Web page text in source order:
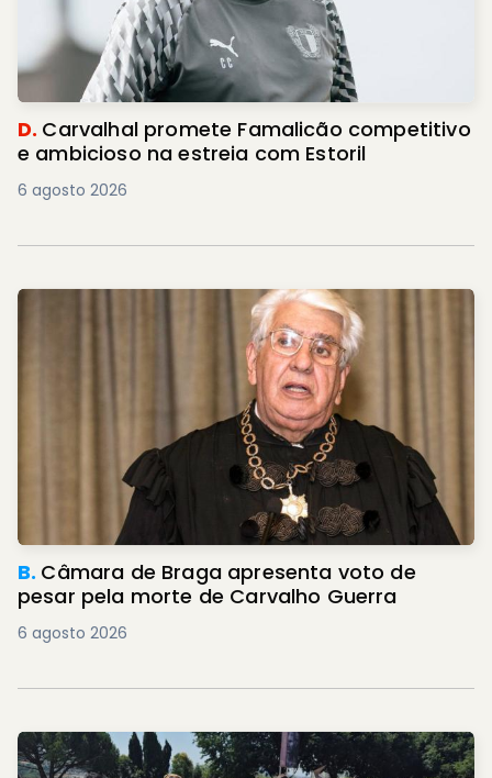
D. Carvalhal promete Famalicão competitivo
e ambicioso na estreia com Estoril
6 agosto 2026
B. Câmara de Braga apresenta voto de
pesar pela morte de Carvalho Guerra
6 agosto 2026